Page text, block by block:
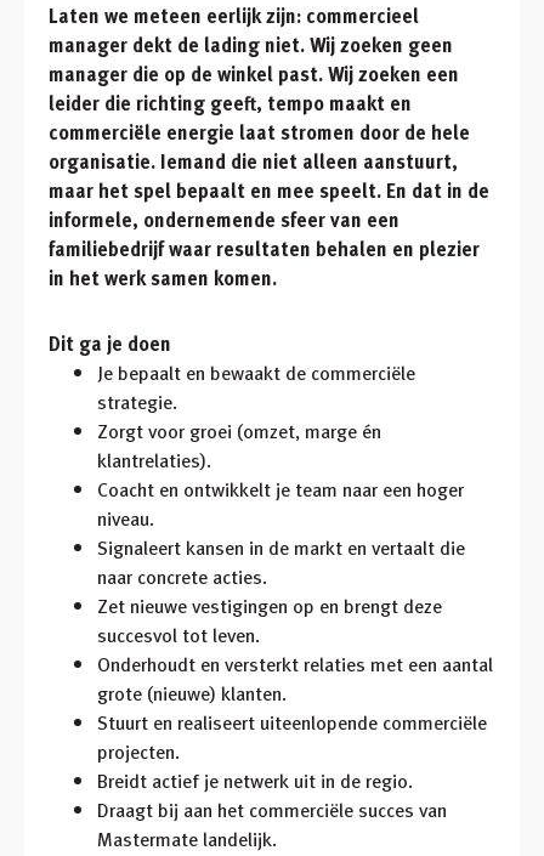
Laten we meteen eerlijk zijn: commercieel
manager dekt de lading niet. Wij zoeken geen
manager die op de winkel past. Wij zoeken een
leider die richting geeft, tempo maakt en
commerciële energie laat stromen door de hele
organisatie. Iemand die niet alleen aanstuurt,
maar het spel bepaalt en mee speelt. En dat in de
informele, ondernemende sfeer van een
familiebedrijf waar resultaten behalen en plezier
in het werk samen komen.
Dit ga je doen
Je bepaalt en bewaakt de commerciële
strategie.
Zorgt voor groei (omzet, marge én
klantrelaties).
Coacht en ontwikkelt je team naar een hoger
niveau.
Signaleert kansen in de markt en vertaalt die
naar concrete acties.
Zet nieuwe vestigingen op en brengt deze
succesvol tot leven.
Onderhoudt en versterkt relaties met een aantal
grote (nieuwe) klanten.
Stuurt en realiseert uiteenlopende commerciële
projecten.
Breidt actief je netwerk uit in de regio.
Draagt bij aan het commerciële succes van
Mastermate landelijk.